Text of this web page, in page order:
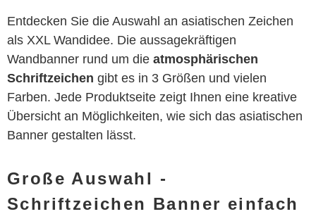
Entdecken Sie die Auswahl an asiatischen Zeichen
als XXL Wandidee. Die aussagekräftigen
Wandbanner rund um die atmosphärischen
Schriftzeichen gibt es in 3 Größen und vielen
Farben. Jede Produktseite zeigt Ihnen eine kreative
Übersicht an Möglichkeiten, wie sich das asiatischen
Banner gestalten lässt.
Große Auswahl -
Schriftzeichen Banner einfach